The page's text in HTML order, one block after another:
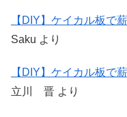
【DIY】ケイカル板で
Saku より
【DIY】ケイカル板で
立川 晋 より